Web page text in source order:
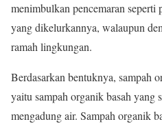
menimbulkan pencemaran seperti
yang dikelurkannya, walaupun
ramah lingkungan.
Berdasarkan bentuknya, sampah
yaitu sampah organik basah yang
mengadung air. Sampah organik